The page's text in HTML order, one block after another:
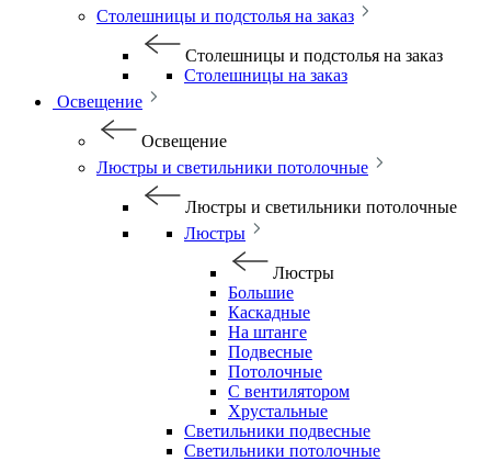
Столешницы и подстолья на заказ
Столешницы и подстолья на заказ
Столешницы на заказ
Освещение
Освещение
Люстры и светильники потолочные
Люстры и светильники потолочные
Люстры
Люстры
Большие
Каскадные
На штанге
Подвесные
Потолочные
С вентилятором
Хрустальные
Светильники подвесные
Светильники потолочные